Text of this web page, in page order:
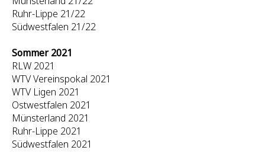
Ruhr-Lippe 21/22
Südwestfalen 21/22
Sommer 2021
RLW 2021
WTV Vereinspokal 2021
WTV Ligen 2021
Ostwestfalen 2021
Münsterland 2021
Ruhr-Lippe 2021
Südwestfalen 2021